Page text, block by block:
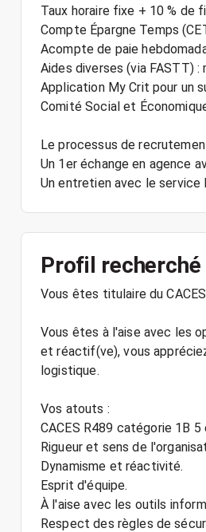
Taux horaire fixe + 10 % de
Compte Épargne Temps
Acompte de paie
Aides diverses (via FASTT)
Application My Crit pour un
Comité Social et
Le processus de
Un 1er échange en agence
Un entretien avec le service
Profil recherché
Vous êtes titulaire du
Vous êtes à l'aise avec les
et réactif(ve), vous
logistique.
Vos atouts :
CACES R489 catégorie 1B 5
Rigueur et sens de
Dynamisme et réactivité.
Esprit d'équipe.
À l'aise avec les outils
Respect des règles de